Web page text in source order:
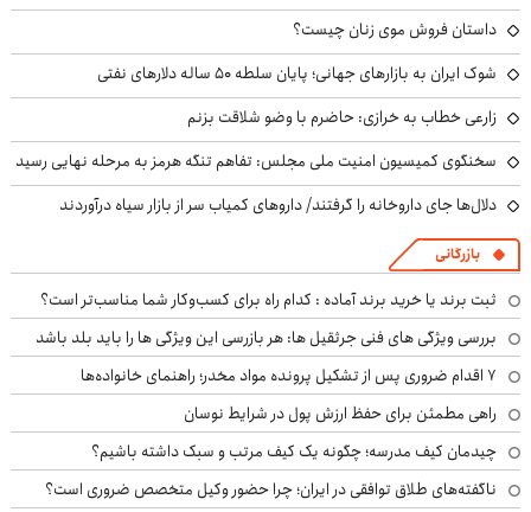
داستان فروش موی زنان چیست؟
شوک ایران به بازارهای جهانی؛ پایان سلطه ۵۰ ساله دلارهای نفتی
زارعی خطاب به خرازی: حاضرم با وضو شلاقت بزنم
سخنگوی کمیسیون امنیت ملی مجلس: تفاهم تنگه هرمز به مرحله نهایی رسید
دلال‌ها جای داروخانه را گرفتند/ داروهای کمیاب سر از بازار سیاه درآوردند
بازرگانی
ثبت برند یا خرید برند آماده : کدام راه برای کسب‌وکار شما مناسب‌تر است؟
بررسی ویژگی های فنی جرثقیل ها: هر بازرسی این ویژگی ها را باید بلد باشد
۷ اقدام ضروری پس از تشکیل پرونده مواد مخدر؛ راهنمای خانواده‌ها
راهی مطمئن برای حفظ ارزش پول در شرایط نوسان
چیدمان کیف مدرسه؛ چگونه یک کیف مرتب و سبک داشته باشیم؟
ناگفته‌های طلاق توافقی در ایران؛ چرا حضور وکیل متخصص ضروری است؟